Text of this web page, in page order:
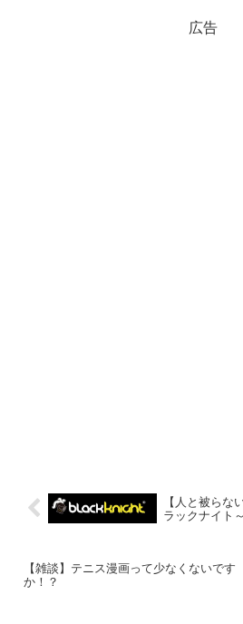
広告
【人と被らな
ラックナイト～
【雑談】テニス漫画って少なくないです
か！？